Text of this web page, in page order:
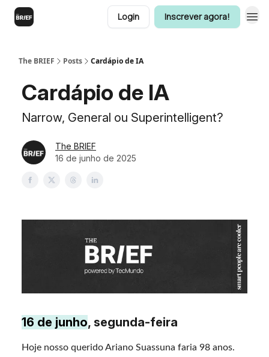
Login Inscrever agora!
The BRIEF Posts Cardápio de IA
Cardápio de IA
Narrow, General ou Superintelligent?
The BRIEF
16 de junho de 2025
16 de junho, segunda-feira
Hoje nosso querido Ariano Suassuna faria 98 anos.